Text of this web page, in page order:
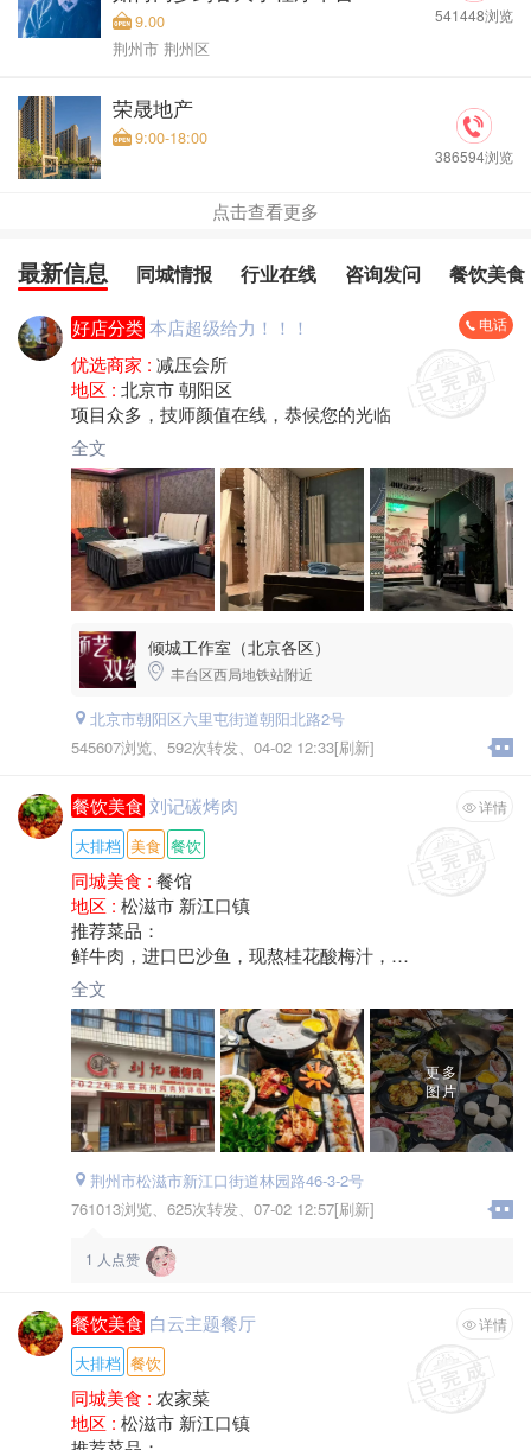
9.00
荆州市 荆州区
541448浏览
荣晟地产
9:00-18:00
386594浏览
点击查看更多
最新信息 同城情报 行业在线 咨询发问 餐饮美食
好店分类 本店超级给力！！！ 电话
优选商家 : 减压会所
地区 : 北京市 朝阳区
项目众多，技师颜值在线，恭候您的光临
全文
倾城工作室（北京各区）
丰台区西局地铁站附近
北京市朝阳区六里屯街道朝阳北路2号
545607浏览、 592次转发、 04-02 12:33[刷新]
餐饮美食 刘记碳烤肉 详情
大排档 美食 餐饮
同城美食 : 餐馆
地区 : 松滋市 新江口镇
推荐菜品：
鲜牛肉，进口巴沙鱼，现熬桂花酸梅汁，
花饭，烤培根，芝士鸡蛋，鱿鱼，嫩牛肉，
评价：
相似约会主题餐厅，菜品健康，肉品新鲜，
味道不错，服务热情，
环境：
室内设计精致，环境优美，室外停车方便，免费停车，
全文
更多
图片
荆州市松滋市新江口街道林园路46-3-2号
761013浏览、 625次转发、 07-02 12:57[刷新]
1 人点赞
餐饮美食 白云主题餐厅 详情
大排档 餐饮
同城美食 : 农家菜
地区 : 松滋市 新江口镇